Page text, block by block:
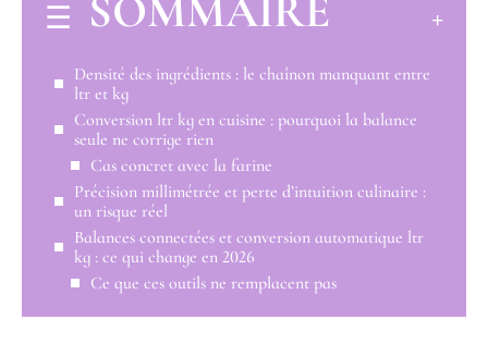
Densité des ingrédients : le chaînon manquant entre
ltr et kg
Conversion ltr kg en cuisine : pourquoi la balance
seule ne corrige rien
Cas concret avec la farine
Précision millimétrée et perte d’intuition culinaire :
un risque réel
Balances connectées et conversion automatique ltr
kg : ce qui change en 2026
Ce que ces outils ne remplacent pas